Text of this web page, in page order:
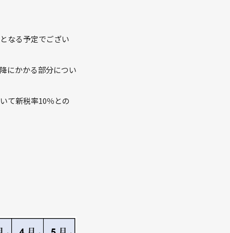
なる予定でござい
にかかる部分につい
て新税率10％との